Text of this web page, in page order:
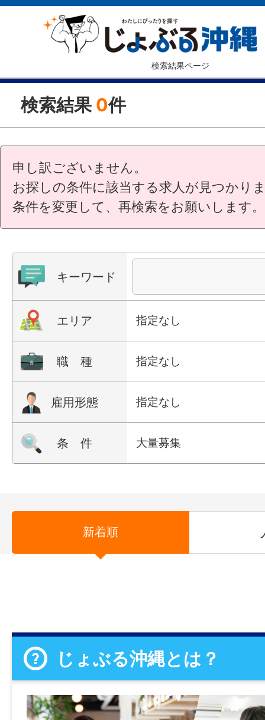
検索結果ページ
検索結果 0件
申し訳ございません。
お探しの条件に該当する求人が見つかり
条件を変更して、再検索をお願いします。
キーワード
エリア 指定なし
職 種 指定なし
雇用形態 指定なし
条 件 大量募集
新着順
じょぶる沖縄とは？